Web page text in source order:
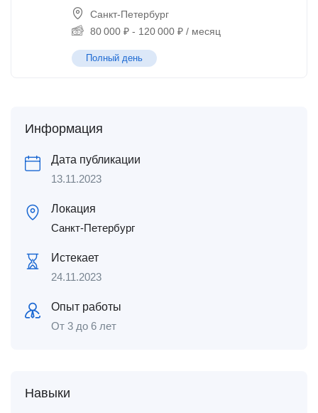
Санкт-Петербург
80 000 ₽ - 120 000 ₽ / месяц
Полный день
Информация
Дата публикации
13.11.2023
Локация
Санкт-Петербург
Истекает
24.11.2023
Опыт работы
От 3 до 6 лет
Навыки